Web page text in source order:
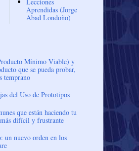
Aprendidas (Jorge
Abad Londoño)
Mínimo Viable) y
que se pueda probar,
temprano
del Uso de Prototipos
que están haciendo tu
difícil y frustrante
un nuevo orden en los